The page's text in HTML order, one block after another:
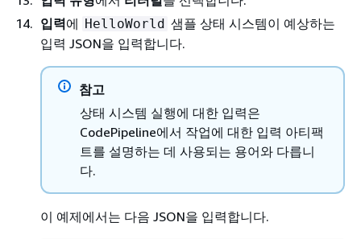
입력에 HelloWorld 샘플 상태 시스템이 예상하는
입력 JSON을 입력합니다.
참고
상태 시스템 실행에 대한 입력은
CodePipeline에서 작업에 대한 입력 아티팩
트를 설명하는 데 사용되는 용어와 다릅니
다.
이 예제에서는 다음 JSON을 입력합니다.